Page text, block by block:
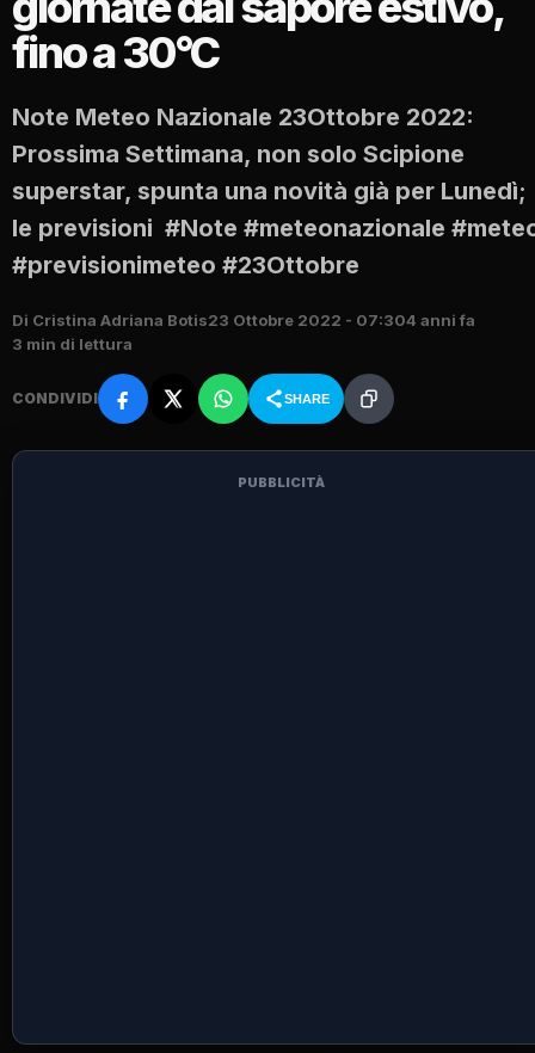
fino a 30°C
Note Meteo Nazionale 23Ottobre 2022:
Prossima Settimana, non solo Scipione
superstar, spunta una novità già per Lunedì;
le previsioni #Note #meteonazionale
#previsionimeteo #23Ottobre
Di Cristina Adriana Botis23 Ottobre 2022 - 07:304 anni fa
3 min di lettura
CONDIVIDI SHARE
PUBBLICITÀ